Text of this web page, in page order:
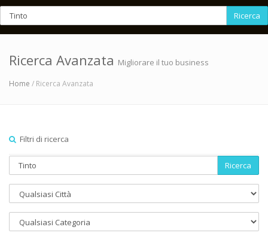
Ricerca
Ricerca Avanzata Migliorare il tuo business
Home / Ricerca Avanzata
Filtri di ricerca
Ricerca